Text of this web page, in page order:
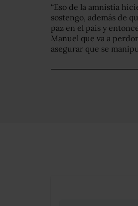
“Eso de la amnistía
sostengo, además de
paz en el país y
Manuel que va a
asegurar que se